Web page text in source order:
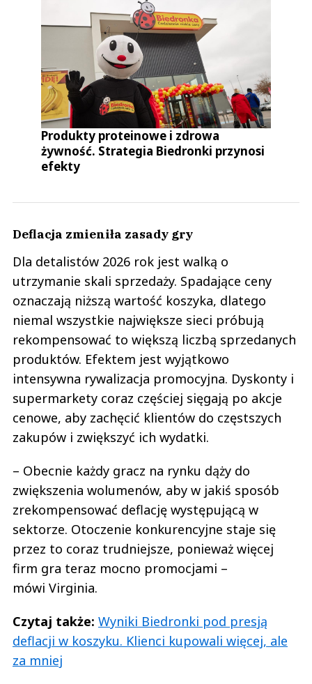
Produkty proteinowe i zdrowa
żywność. Strategia Biedronki przynosi
efekty
Deflacja zmieniła zasady gry
Dla detalistów 2026 rok jest walką o
utrzymanie skali sprzedaży. Spadające ceny
oznaczają niższą wartość koszyka, dlatego
niemal wszystkie największe sieci próbują
rekompensować to większą liczbą sprzedanych
produktów. Efektem jest wyjątkowo
intensywna rywalizacja promocyjna. Dyskonty i
supermarkety coraz częściej sięgają po akcje
cenowe, aby zachęcić klientów do częstszych
zakupów i zwiększyć ich wydatki.
– Obecnie każdy gracz na rynku dąży do
zwiększenia wolumenów, aby w jakiś sposób
zrekompensować deflację występującą w
sektorze. Otoczenie konkurencyjne staje się
przez to coraz trudniejsze, ponieważ więcej
firm gra teraz mocno promocjami –
mówi Virginia.
Czytaj także: Wyniki Biedronki pod presją
deflacji w koszyku. Klienci kupowali więcej, ale
za mniej